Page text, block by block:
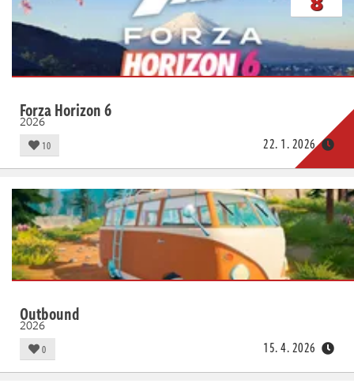
Živě
Forza Horizon 6
2026
10 22. 1. 2026
Outbound
2026
0 15. 4. 2026